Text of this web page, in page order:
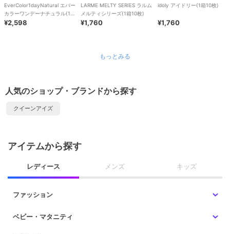
EverColor1dayNatural エバー
カラーワンデーナチュラル(1箱
20枚)
¥2,598
LARME MELTY SERIES ラルム
メルティシリーズ(1箱10枚)
¥1,760
idoly アイドリー(1箱10枚)
¥1,760
もっとみる
人気のショップ・ブランドから探す
クイーンアイズ
アイテムから探す
レディース メンズ キッズ
ファッション
ベビー・マタニティ